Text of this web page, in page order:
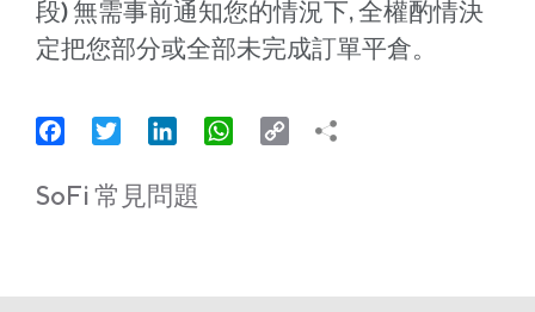
段) 無需事前通知您的情況下, 全權酌情決
定把您部分或全部未完成訂單平倉。
FacebookTwitter LinkedInWhatsApp
Copy
SoFi 常見問題